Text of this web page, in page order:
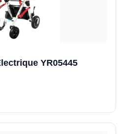
YR05445